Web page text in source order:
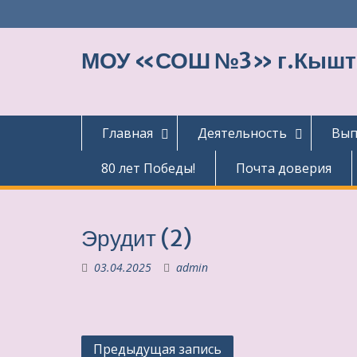
к
МОУ «СОШ №3»
Главная Деятельность
80 лет Победы!
Почта доверия
Эрудит (2)
03.04.2025 admin
Навигация
Предыдущая запись